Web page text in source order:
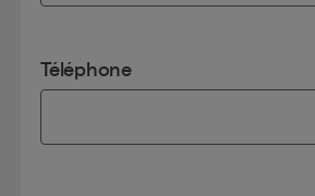
Téléphone